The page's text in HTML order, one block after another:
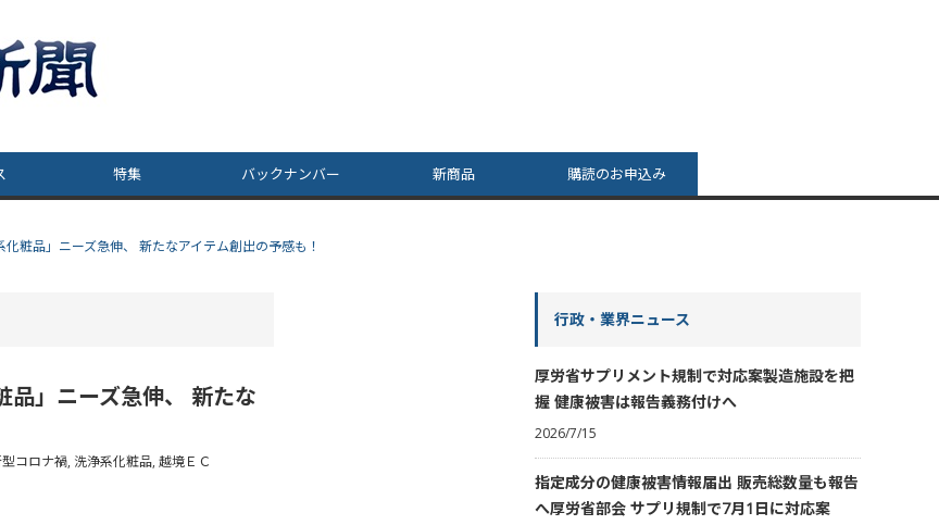
特集 バックナンバー 新商品 購読のお申込み
粧品」ニーズ急伸、 新たなアイテム創出の予感も！
品」ニーズ急伸、 新たな
コロナ禍, 洗浄系化粧品, 越境ＥＣ
行政・業界ニュース
厚労省サプリメント規制で対応案製造施設を把
握 健康被害は報告義務付けへ
2026/7/15
指定成分の健康被害情報届出 販売総数量も報告
へ厚労省部会 サプリ規制で7月1日に対応案